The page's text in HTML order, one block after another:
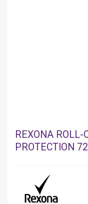
REXONA ROLL-
PROTECTION